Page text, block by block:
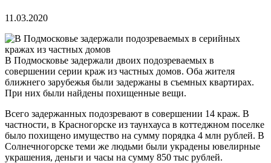
11.03.2020
В Подмосковье задержали двоих подозреваемых в
совершении серии краж из частных домов. Оба жителя
ближнего зарубежья были задержаны в съемных квартирах.
При них были найдены похищенные вещи.
Всего задержанных подозревают в совершении 14 краж. В
частности, в Красногорске из таунхауса в коттеджном поселке
было похищено имущество на сумму порядка 4 млн рублей. В
Солнечногорске теми же людьми были украдены ювелирные
украшения, деньги и часы на сумму 850 тыс рублей.